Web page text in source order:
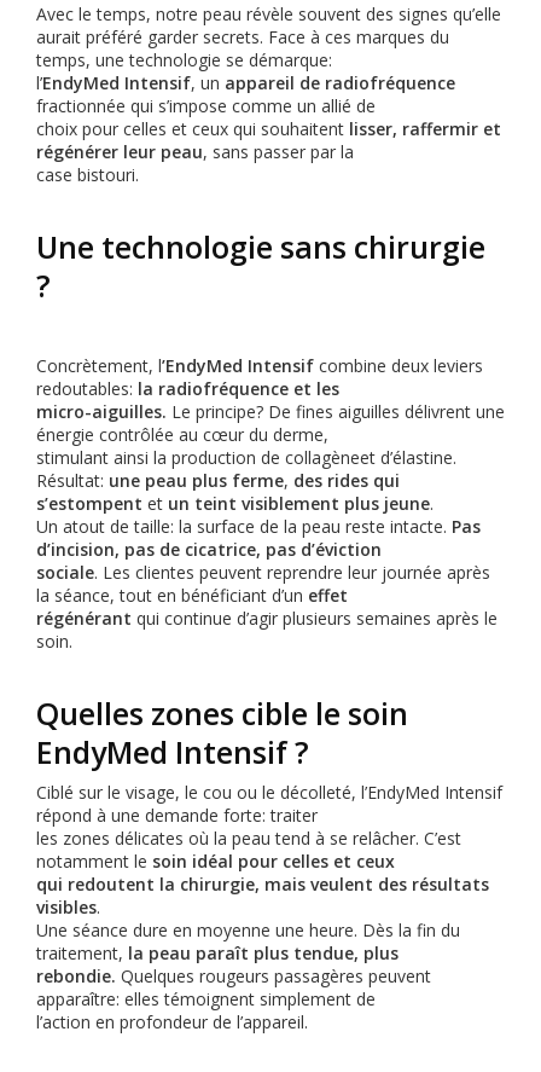
Avec le temps, notre peau révèle souvent des signes qu’elle
aurait préféré garder secrets. Face à ces marques du
temps, une technologie se démarque:
l’EndyMed Intensif, un appareil de radiofréquence
fractionnée qui s’impose comme un allié de
choix pour celles et ceux qui souhaitent lisser, raffermir et
régénérer leur peau, sans passer par la
case bistouri.
Une technologie sans chirurgie
?
Concrètement, l’EndyMed Intensif combine deux leviers
redoutables: la radiofréquence et les
micro-aiguilles. Le principe? De fines aiguilles délivrent une
énergie contrôlée au cœur du derme,
stimulant ainsi la production de collagèneet d’élastine.
Résultat: une peau plus ferme, des rides qui
s’estompent et un teint visiblement plus jeune.
Un atout de taille: la surface de la peau reste intacte. Pas
d’incision, pas de cicatrice, pas d’éviction
sociale. Les clientes peuvent reprendre leur journée après
la séance, tout en bénéficiant d’un effet
régénérant qui continue d’agir plusieurs semaines après le
soin.
Quelles zones cible le soin
EndyMed Intensif ?
Ciblé sur le visage, le cou ou le décolleté, l’EndyMed Intensif
répond à une demande forte: traiter
les zones délicates où la peau tend à se relâcher. C’est
notamment le soin idéal pour celles et ceux
qui redoutent la chirurgie, mais veulent des résultats
visibles.
Une séance dure en moyenne une heure. Dès la fin du
traitement, la peau paraît plus tendue, plus
rebondie. Quelques rougeurs passagères peuvent
apparaître: elles témoignent simplement de
l’action en profondeur de l’appareil.